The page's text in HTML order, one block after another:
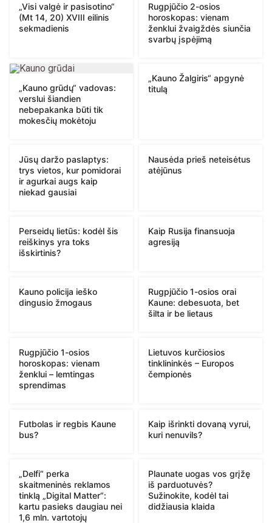
„Visi valgė ir pasisotino“
(Mt 14, 20) XVIII eilinis
sekmadienis
Rugpjūčio 2-osios
horoskopas: vienam
ženklui žvaigždės siunčia
svarbų įspėjimą
„Kauno grūdų“ vadovas:
verslui šiandien
nebepakanka būti tik
mokesčių mokėtoju
„Kauno Žalgiris“ apgynė
titulą
Jūsų daržo paslaptys:
trys vietos, kur pomidorai
ir agurkai augs kaip
niekad gausiai
Nausėda prieš neteisėtus
atėjūnus
Perseidų lietūs: kodėl šis
reiškinys yra toks
išskirtinis?
Kaip Rusija finansuoja
agresiją
Kauno policija ieško
dingusio žmogaus
Rugpjūčio 1-osios orai
Kaune: debesuota, bet
šilta ir be lietaus
Rugpjūčio 1-osios
horoskopas: vienam
ženklui – lemtingas
sprendimas
Lietuvos kurčiosios
tinklininkės – Europos
čempionės
Futbolas ir regbis Kaune
bus?
Kaip išrinkti dovaną vyrui,
kuri nenuvils?
„Delfi“ perka
skaitmeninės reklamos
tinklą „Digital Matter“:
kartu pasieks daugiau nei
1,6 mln. vartotojų
Plaunate uogas vos grįžę
iš parduotuvės?
Sužinokite, kodėl tai
didžiausia klaida